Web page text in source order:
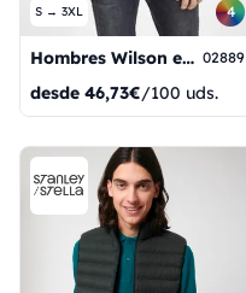
S → 3XL 4
Hombres Wilson en blanco y negro 02889
desde 46,73€/100 uds.